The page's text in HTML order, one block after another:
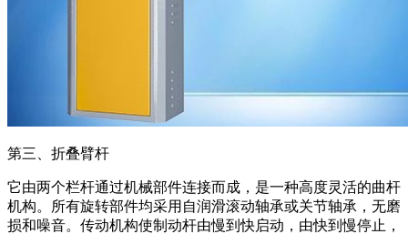
第三、折叠臂杆
它由两个栏杆通过机械部件连接而成，是一种高度灵活的曲杆
机构。所有旋转部件均采用自润滑滚动轴承或关节轴承，无磨
损和噪音。传动机构使制动杆由慢到快启动，由快到慢停止，